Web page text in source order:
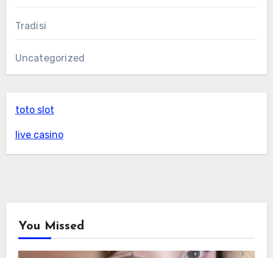
Tradisi
Uncategorized
toto slot
live casino
You Missed